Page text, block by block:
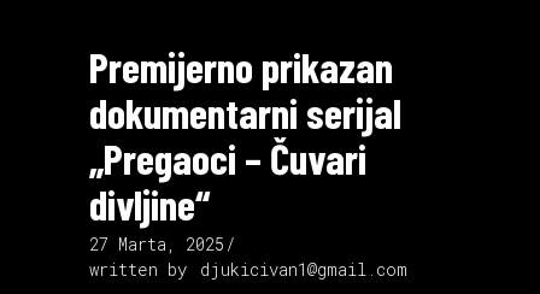
Premijerno prikazan
dokumentarni serijal
„Pregaoci – Čuvari
divljine“
27 Marta, 2025
written by
djukicivan1@gmail.com